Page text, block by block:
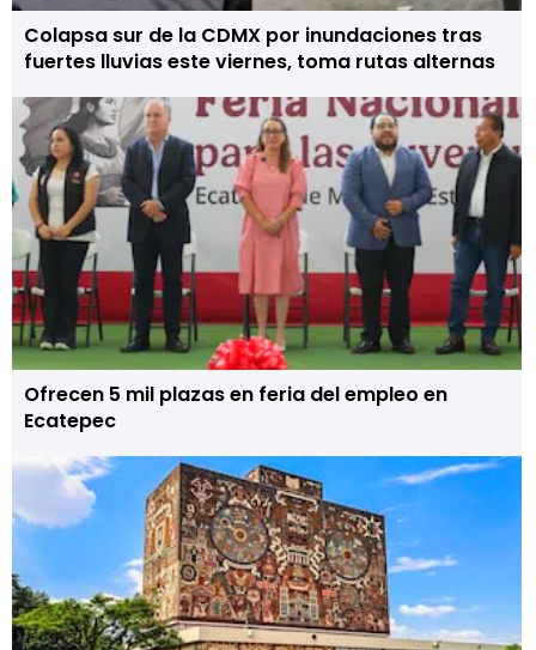
Colapsa sur de la CDMX por inundaciones tras
fuertes lluvias este viernes, toma rutas alternas
Ofrecen 5 mil plazas en feria del empleo en
Ecatepec